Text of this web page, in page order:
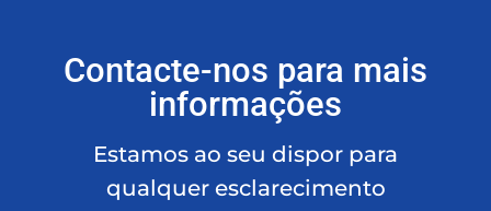
Contacte-nos para mais
informações
Estamos ao seu dispor para
qualquer esclarecimento